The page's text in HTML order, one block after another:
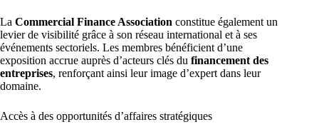
La Commercial Finance Association constitue également un
levier de visibilité grâce à son réseau international et à ses
événements sectoriels. Les membres bénéficient d’une
exposition accrue auprès d’acteurs clés du financement des
entreprises, renforçant ainsi leur image d’expert dans leur
domaine.
Accès à des opportunités d’affaires stratégiques